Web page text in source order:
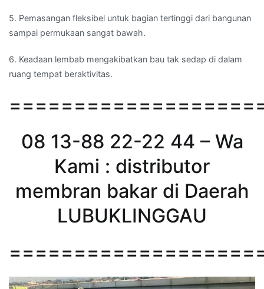
5. Pemasangan fleksibel untuk bagian tertinggi dari bangunan
sampai permukaan sangat bawah.
6. Keadaan lembab mengakibatkan bau tak sedap di dalam
ruang tempat beraktivitas.
08 13-88 22-22 44 – Wa
Kami : distributor
membran bakar di Daerah
LUBUKLINGGAU